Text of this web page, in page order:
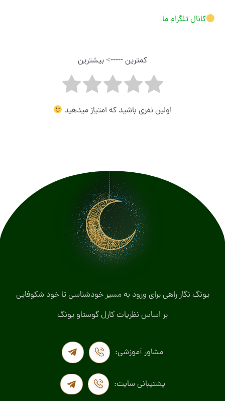
کانال تلگرام ما
کمترین -----> بیشترین
اولین نفری باشید که امتیاز میدهید
یونگ نگار راهی برای ورود به مسیر خودشناسی تا خود شکوفایی
بر اساس نظریات کارل گوستاو یونگ
مشاور آموزشی:
پشتیبانی سایت: